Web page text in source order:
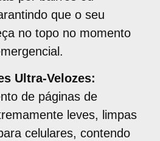
que o seu
no topo no momento
Ultra-Velozes:
de páginas de
leves, limpas
celulares, contendo